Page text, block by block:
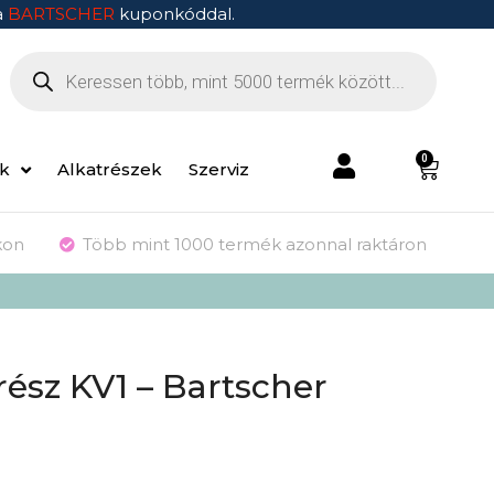
BARTSCHER kuponkóddal.
Alkatrészek Szerviz
0
Több mint 1000 termék azonnal raktáron
KV1 – Bartscher